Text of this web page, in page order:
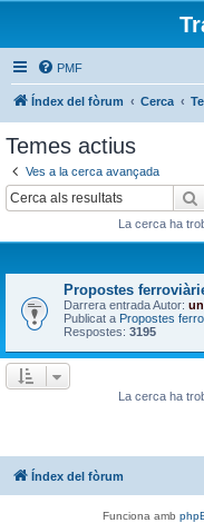
PMF
Índex del fòrum Cerca
Temes actius
Ves a la cerca avançada
La cerca ha
Propostes
Darrera entrada Autor:
Publicat a Propostes
Respostes: 3195
La cerca ha
Índex del fòrum
Funciona amb